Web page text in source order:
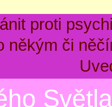
proti
někým či